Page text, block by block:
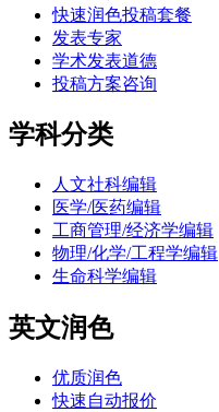
快速润色投稿套餐
发表专家
学术发表道德
投稿方案咨询
学科分类
人文社科编辑
医学/医药编辑
工商管理/经济学编辑
物理/化学/工程学编辑
生命科学编辑
英文润色
优质润色
快速自动报价